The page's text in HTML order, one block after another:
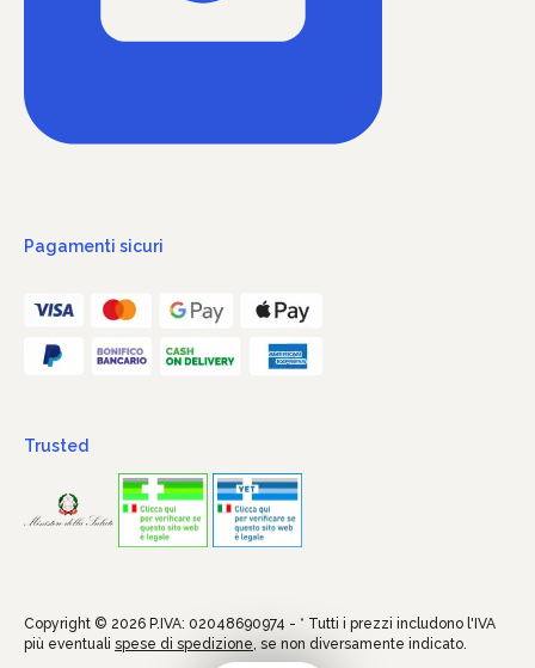
Pagamenti sicuri
Trusted
Copyright © 2026 P.IVA: 02048690974 - * Tutti i prezzi includono l'IVA
più eventuali spese di spedizione, se non diversamente indicato.